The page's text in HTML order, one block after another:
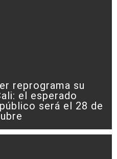
reprograma su
el esperado
será el 28 de